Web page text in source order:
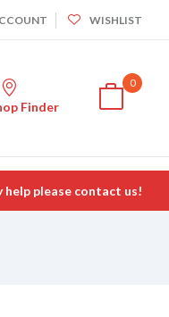
WISHLIST
Finder
0
help please contact us!